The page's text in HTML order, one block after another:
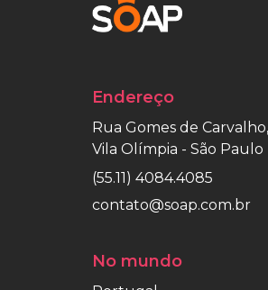
Endereço
Rua Gomes de
Vila Olímpia - São Paulo
(55.11) 4084.4085
contato@soap.com.br
No mundo